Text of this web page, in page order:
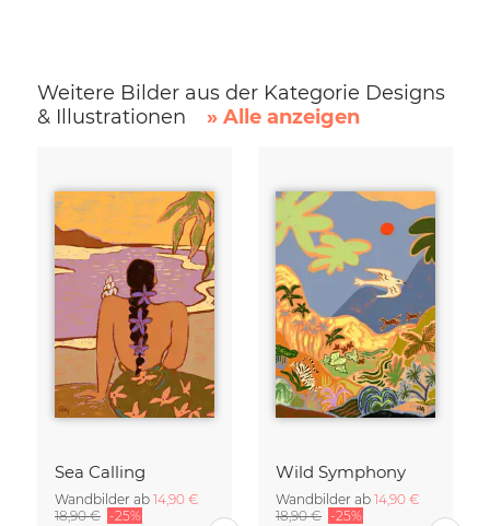
Weitere Bilder aus der Kategorie Designs
& Illustrationen
» Alle anzeigen
Sea Calling
Wandbilder ab 14,90 €
18,90 € -25%
Wild Symphony
Wandbilder ab 14,90 €
18,90 € -25%